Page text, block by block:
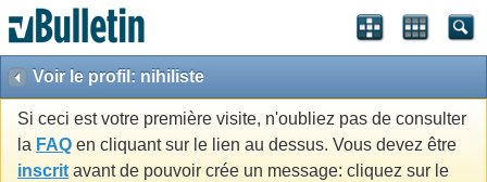
Voir le profil: nihiliste
Si ceci est votre première visite, n'oubliez pas de consulter
la FAQ en cliquant sur le lien au dessus. Vous devez être
inscrit avant de pouvoir crée un message: cliquez sur le